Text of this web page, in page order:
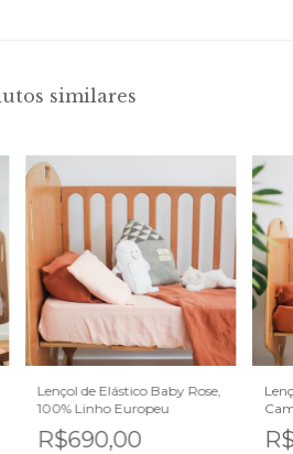
similares
Lençol de Elástico Baby Rose,
100% Linho Europeu
R$690,00